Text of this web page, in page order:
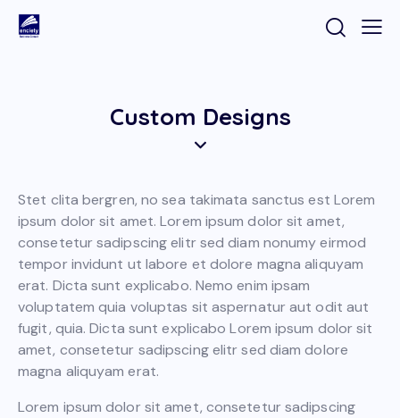
Custom Designs
Stet clita bergren, no sea takimata sanctus est Lorem
ipsum dolor sit amet. Lorem ipsum dolor sit amet,
consetetur sadipscing elitr sed diam nonumy eirmod
tempor invidunt ut labore et dolore magna aliquyam
erat. Dicta sunt explicabo. Nemo enim ipsam
voluptatem quia voluptas sit aspernatur aut odit aut
fugit, quia. Dicta sunt explicabo Lorem ipsum dolor sit
amet, consetetur sadipscing elitr sed diam dolore
magna aliquyam erat.
Lorem ipsum dolor sit amet, consetetur sadipscing